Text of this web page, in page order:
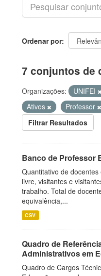
Ordenar por
7 conjuntos de
Organizações: UNIFEI
Ativos
Professor
Filtrar Resultados
Banco de Professor
Quantitativo de
livre, visitantes e
trabalho. Total de
equivalência,...
CSV
Quadro de
Administrativos em
Quadro de Cargos